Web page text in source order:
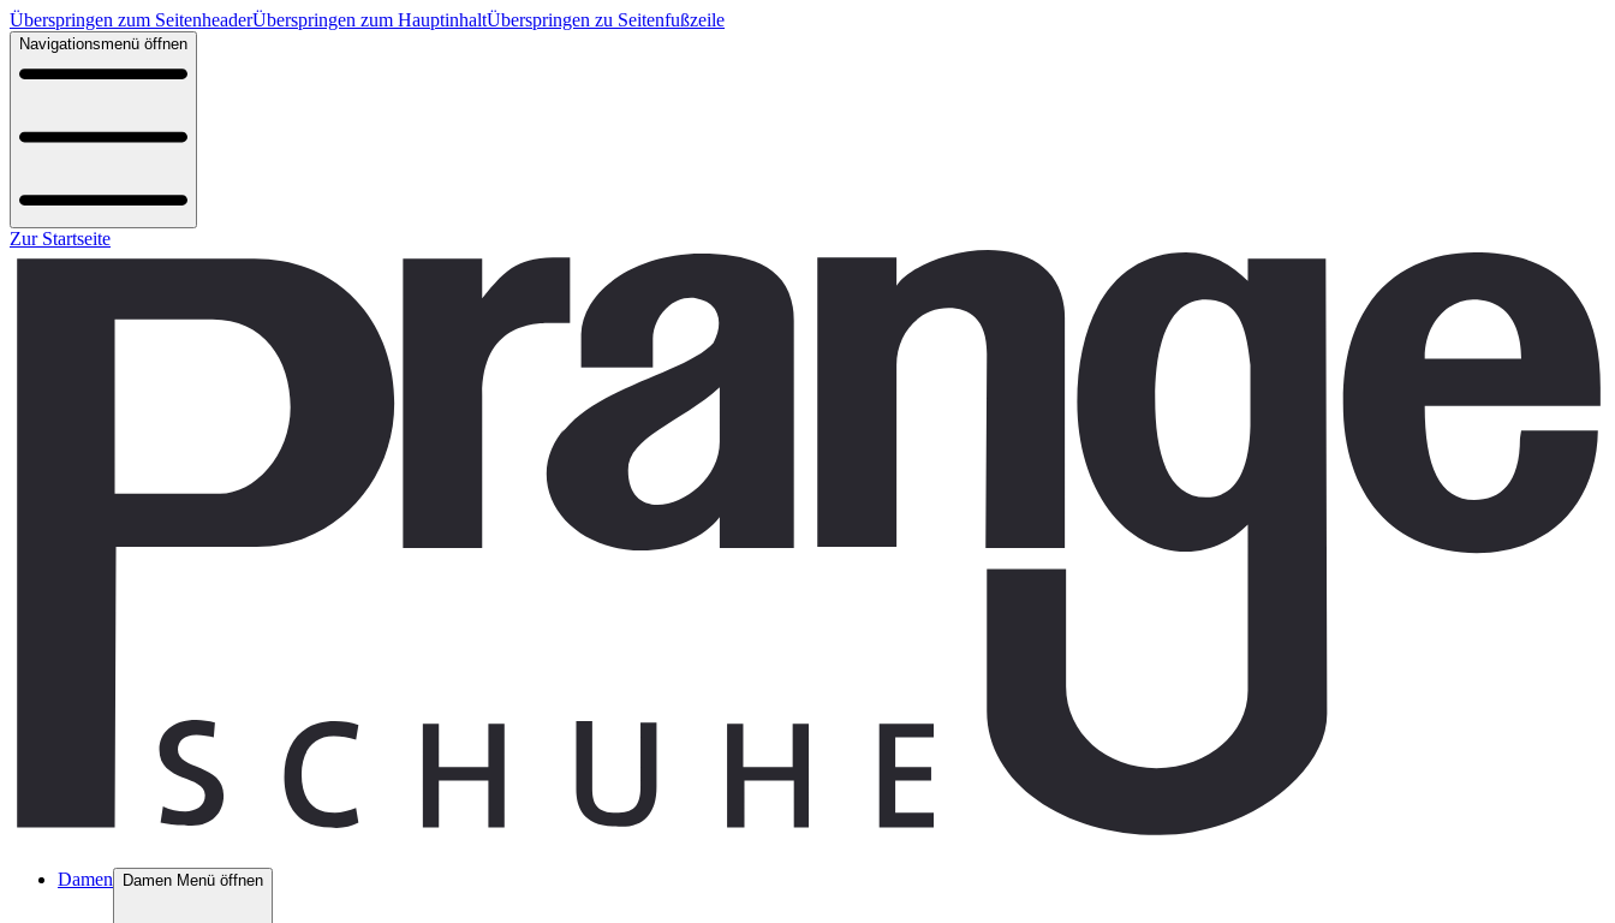
Überspringen zum SeitenheaderÜberspringen zum HauptinhaltÜberspringen zu Seitenfußzeile
Navigationsmenü öffnen
Zur Startseite
Damen Damen Menü öffnen